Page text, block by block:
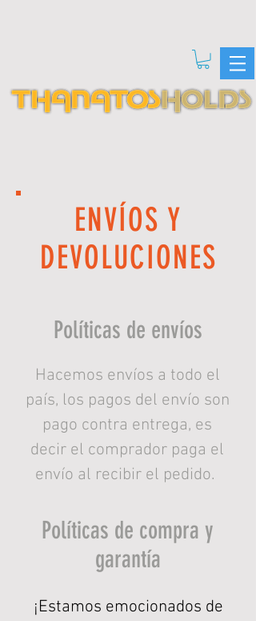
ENVÍOS Y
DEVOLUCIONES
Políticas de envíos
Hacemos envíos a todo el
país, los pagos del envío son
pago contra entrega, es
decir el comprador paga el
envío al recibir el pedido.
Políticas de compra y
garantía
¡Estamos emocionados de